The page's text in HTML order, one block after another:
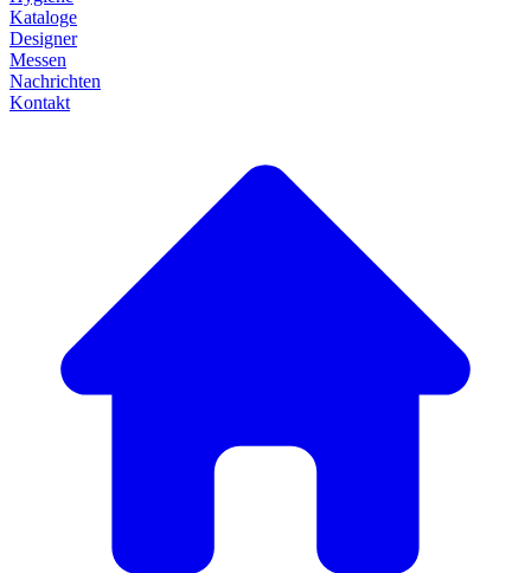
Kataloge
Designer
Messen
Nachrichten
Kontakt